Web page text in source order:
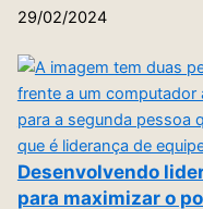
29/02/2024
Desenvolvendo
para maximizar o